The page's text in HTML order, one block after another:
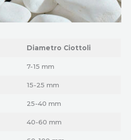
Diametro Ciottoli
7-15 mm
15-25 mm
25-40 mm
40-60 mm